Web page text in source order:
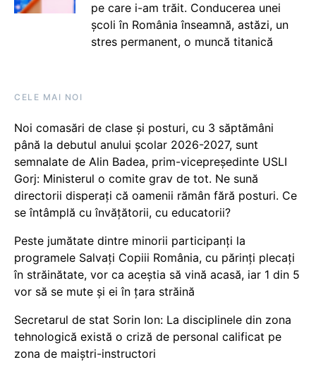
pe care i-am trăit. Conducerea unei
școli în România înseamnă, astăzi, un
stres permanent, o muncă titanică
CELE MAI NOI
Noi comasări de clase și posturi, cu 3 săptămâni
până la debutul anului școlar 2026-2027, sunt
semnalate de Alin Badea, prim-vicepreședinte USLI
Gorj: Ministerul o comite grav de tot. Ne sună
directorii disperați că oamenii rămân fără posturi. Ce
se întâmplă cu învățătorii, cu educatorii?
Peste jumătate dintre minorii participanți la
programele Salvați Copiii România, cu părinți plecați
în străinătate, vor ca aceștia să vină acasă, iar 1 din 5
vor să se mute și ei în țara străină
Secretarul de stat Sorin Ion: La disciplinele din zona
tehnologică există o criză de personal calificat pe
zona de maiștri-instructori